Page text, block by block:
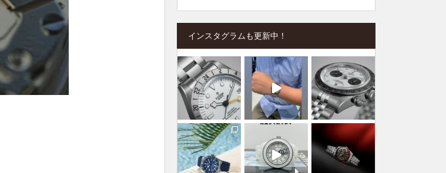
インスタグラムも更新中！